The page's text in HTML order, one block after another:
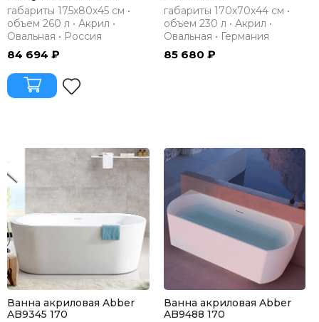
габариты 175х80х45 см •
объем 260 л • Акрил •
Овальная • Россия
84 694 ₽
габариты 170х70х44 см •
объем 230 л • Акрил •
Овальная • Германия
85 680 ₽
Ванна акриловая Abber
AB9345 170
Ванна акриловая Abber
AB9488 170